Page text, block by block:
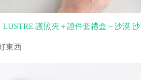
LUSTRE 護照夾＋證件套禮盒－沙漠 沙
東西